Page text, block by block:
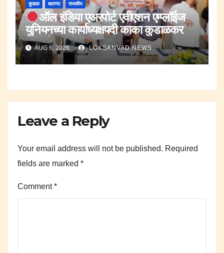
कुडाळ बातम्या राजकीय
ऑल इंडिया एअरपोर्ट एवीएशन एम्प्लॉईज
युनियनच्या कार्याध्यक्षपदी काका कुडाळकर
यांची नियुक्ती.
AUG 6, 2026 LOKSANVAD NEWS
Leave a Reply
Your email address will not be published. Required
fields are marked *
Comment*